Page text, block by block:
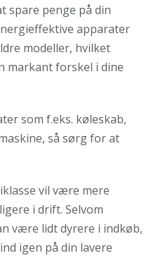
spare penge på din
apparater
modeller, hvilket
markant forskel i dine
som f.eks. køleskab,
så sørg for at
vil være mere
i drift. Selvom
være lidt dyrere i indkøb,
igen på din lavere